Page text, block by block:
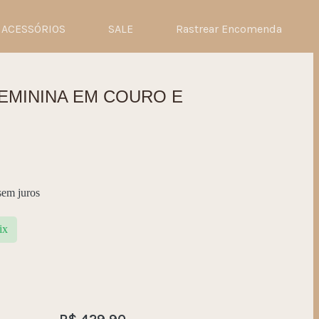
ACESSÓRIOS SALE Rastrear Encomenda
EM COURO E
juros